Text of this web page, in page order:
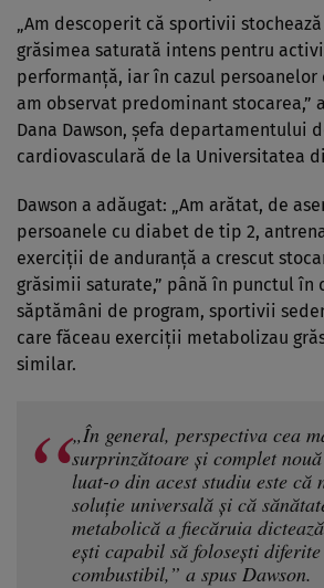
„Am descoperit că sportivii
grăsimea saturată intens pentru
performanță, iar în cazul
am observat predominant stocarea,”
Dana Dawson, șefa departamentului
cardiovasculară de la Universitatea
Dawson a adăugat: „Am arătat, de
persoanele cu diabet de tip 2,
exerciții de anduranță a crescut
grăsimii saturate,” până în punctul în
săptămâni de program, sportivii
care făceau exerciții metabolizau
similar.
„În general, perspectiva cea
surprinzătoare și complet
luat-o din acest studiu este că
soluție universală și că
metabolică a fiecăruia
ești capabil să folosești
combustibil,” a spus Dawson.